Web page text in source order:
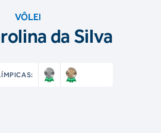
VÔLEI
da Silva